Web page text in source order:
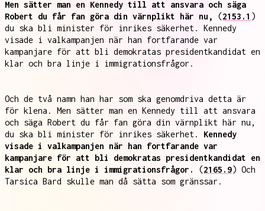
Men sätter man en Kennedy till att ansvara och säga
Robert du får fan göra din värnplikt här nu,
(2153.1 )
du ska bli minister för inrikes säkerhet. Kennedy
visade i valkampanjen när han fortfarande var
kampanjare för att bli demokratas presidentkandidat en
klar och bra linje i immigrationsfrågor.
Och de två namn han har som ska genomdriva detta är
för klena. Men sätter man en Kennedy till att ansvara
och säga Robert du får fan göra din värnplikt här nu,
du ska bli minister för inrikes säkerhet. Kennedy
visade i valkampanjen när han fortfarande var
kampanjare för att bli demokratas presidentkandidat en
klar och bra linje i immigrationsfrågor.
(2165.9) Och
Tarsica Bard skulle man då sätta som gränssar.